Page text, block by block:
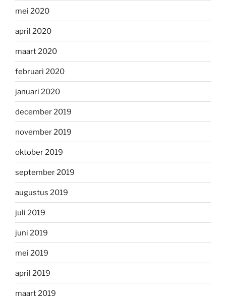
mei 2020
april 2020
maart 2020
februari 2020
januari 2020
december 2019
november 2019
oktober 2019
september 2019
augustus 2019
juli 2019
juni 2019
mei 2019
april 2019
maart 2019